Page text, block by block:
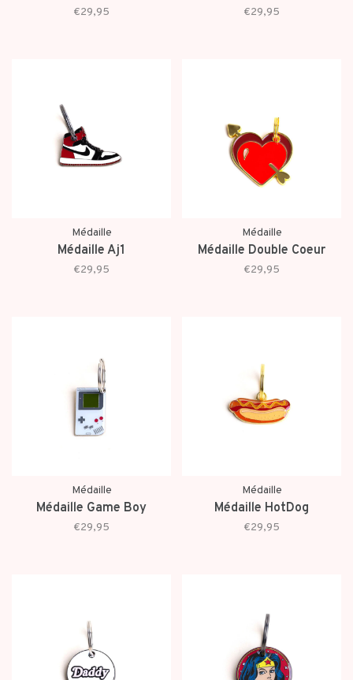
€29,95 €29,95
Médaille
Médaille Aj1
€29,95
Médaille
Médaille Double Coeur
€29,95
Médaille
Médaille Game Boy
€29,95
Médaille
Médaille HotDog
€29,95